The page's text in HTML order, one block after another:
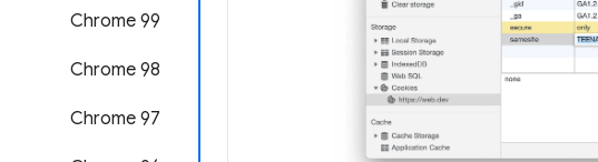
Chrome 99
Chrome 98
‫Chrome 97